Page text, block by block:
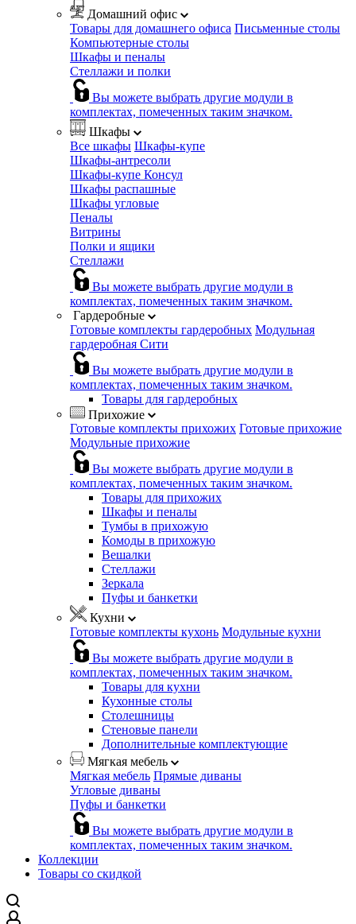
Домашний офис
Товары для домашнего офиса Письменные столы
Компьютерные столы
Шкафы и пеналы
Стеллажи и полки
Вы можете выбрать другие модули в
комплектах, помеченных таким значком.
Шкафы
Все шкафы Шкафы-купе
Шкафы-антресоли
Шкафы-купе Консул
Шкафы распашные
Шкафы угловые
Пеналы
Витрины
Полки и ящики
Стеллажи
Вы можете выбрать другие модули в
комплектах, помеченных таким значком.
Гардеробные
Готовые комплекты гардеробных Модульная
гардеробная Сити
Вы можете выбрать другие модули в
комплектах, помеченных таким значком.
Товары для гардеробных
Прихожие
Готовые комплекты прихожих Готовые прихожие
Модульные прихожие
Вы можете выбрать другие модули в
комплектах, помеченных таким значком.
Товары для прихожих
Шкафы и пеналы
Тумбы в прихожую
Комоды в прихожую
Вешалки
Стеллажи
Зеркала
Пуфы и банкетки
Кухни
Готовые комплекты кухонь Модульные кухни
Вы можете выбрать другие модули в
комплектах, помеченных таким значком.
Товары для кухни
Кухонные столы
Столешницы
Стеновые панели
Дополнительные комплектующие
Мягкая мебель
Мягкая мебель Прямые диваны
Угловые диваны
Пуфы и банкетки
Вы можете выбрать другие модули в
комплектах, помеченных таким значком.
Коллекции
Товары со скидкой